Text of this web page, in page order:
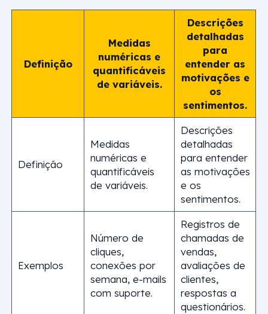
Definição
Medidas
numéricas e
quantificáveis
de variáveis.
Descrições
detalhadas
para
entender as
motivações e
os
sentimentos.
Definição
Medidas
numéricas e
quantificáveis
de variáveis.
Descrições
detalhadas
para entender
as motivações
e os
sentimentos.
Exemplos
Número de
cliques,
conexões por
semana, e-mails
com suporte.
Registros de
chamadas de
vendas,
avaliações de
clientes,
respostas a
questionários.